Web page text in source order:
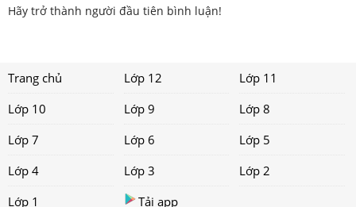
Hãy trở thành người đầu tiên bình luận!
Trang chủ Lớp 12
Lớp 11
Lớp 10
Lớp 9
Lớp 8
Lớp 7
Lớp 6
Lớp 5
Lớp 4
Lớp 3
Lớp 2
Lớp 1
Tải app